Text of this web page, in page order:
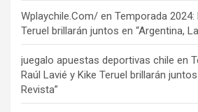
Wplaychile.Com/ en Temporada 2024:
Teruel brillarán juntos en “Argentina,
juegalo apuestas deportivas chile en
Raúl Lavié y Kike Teruel brillarán
Revista”